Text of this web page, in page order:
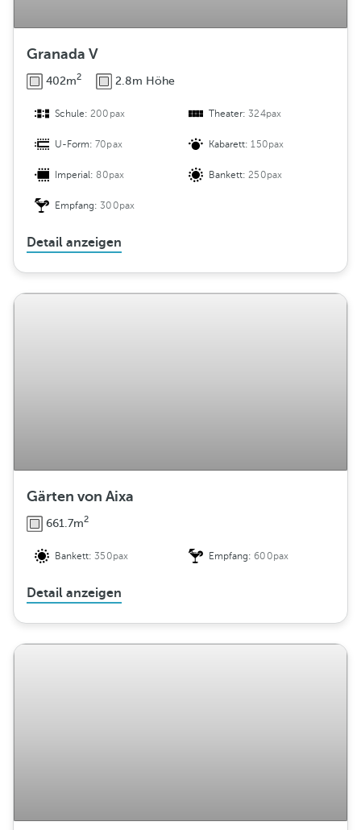
Granada V
402m2 2.8m Höhe
Schule:200pax Theater:324pax
U-Form:70pax Kabarett:150pax
Imperial:80pax Bankett:250pax
Empfang:300pax
Detail anzeigen
Gärten von Aixa
661.7m2
Bankett:350pax Empfang:600pax
Detail anzeigen